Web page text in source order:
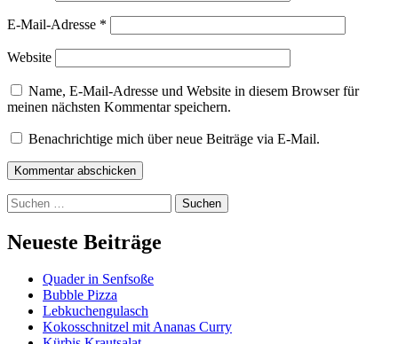
E-Mail-Adresse *
Website
Name, E-Mail-Adresse und Website in diesem Browser für
meinen nächsten Kommentar speichern.
Benachrichtige mich über neue Beiträge via E-Mail.
Kommentar abschicken
Suchen
nach:
Neueste Beiträge
Quader in Senfsoße
Bubble Pizza
Lebkuchengulasch
Kokosschnitzel mit Ananas Curry